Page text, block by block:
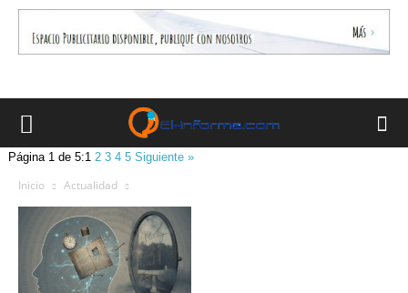
Página 1 de 5:12 3 4 5 Siguiente »
Inicio Actualidad